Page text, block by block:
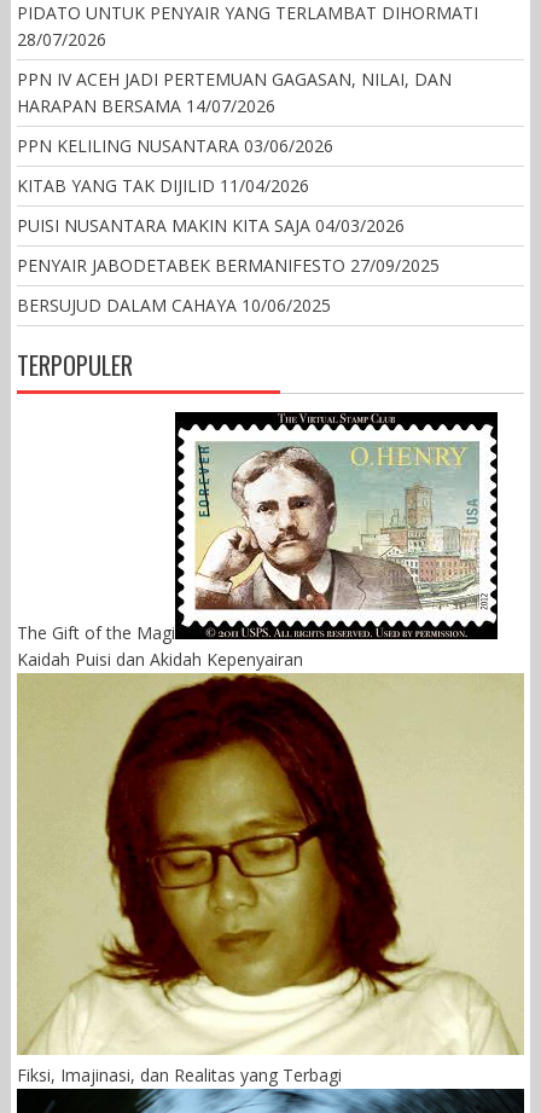
PIDATO UNTUK PENYAIR YANG TERLAMBAT DIHORMATI
28/07/2026
PPN IV ACEH JADI PERTEMUAN GAGASAN, NILAI, DAN
HARAPAN BERSAMA 14/07/2026
PPN KELILING NUSANTARA 03/06/2026
KITAB YANG TAK DIJILID 11/04/2026
PUISI NUSANTARA MAKIN KITA SAJA 04/03/2026
PENYAIR JABODETABEK BERMANIFESTO 27/09/2025
BERSUJUD DALAM CAHAYA 10/06/2025
TERPOPULER
The Gift of the Magi
Kaidah Puisi dan Akidah Kepenyairan
Fiksi, Imajinasi, dan Realitas yang Terbagi